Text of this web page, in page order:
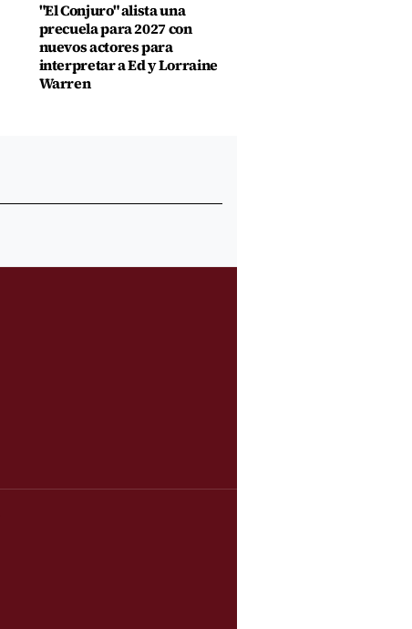
"El Conjuro" alista una
precuela para 2027 con
nuevos actores para
interpretar a Ed y Lorraine
Warren